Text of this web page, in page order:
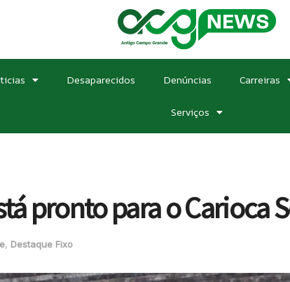
Desaparecidos Denúncias Carreiras
Serviços
pronto para o Carioca
, Destaque Fixo